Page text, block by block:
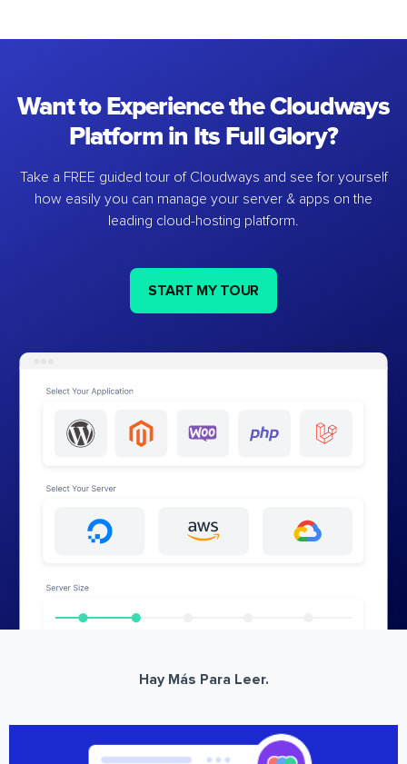
Want to Experience the Cloudways
Platform in Its Full Glory?
Take a FREE guided tour of Cloudways and see for yourself
how easily you can manage your server & apps on the
leading cloud-hosting platform.
START MY TOUR
Hay Más Para Leer.